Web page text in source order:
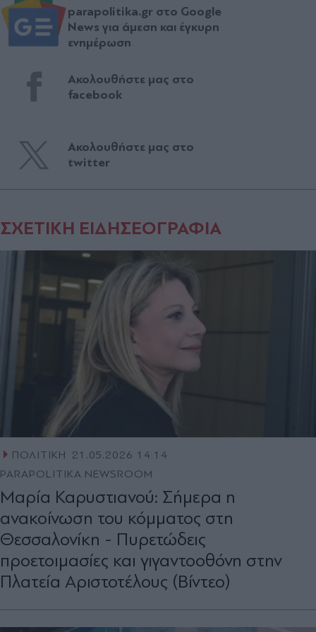
parapolitika.gr στο Google
News για άμεση και έγκυρη
ενημέρωση
Ακολουθήστε μας στο
facebook
Ακολουθήστε μας στο
twitter
ΣΧΕΤΙΚΗ ΕΙΔΗΣΕΟΓΡΑΦΙΑ
ΠΟΛΙΤΙΚΗ
21.05.2026 14:14
PARAPOLITIKA NEWSROOM
Μαρία Καρυστιανού: Σήμερα η
ανακοίνωση του κόμματος στη
Θεσσαλονίκη - Πυρετώδεις
προετοιμασίες και γιγαντοοθόνη στην
Πλατεία Αριστοτέλους (Βίντεο)